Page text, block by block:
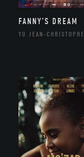
FANNY’S DREAM
YU JEAN-CHRISTOPHE